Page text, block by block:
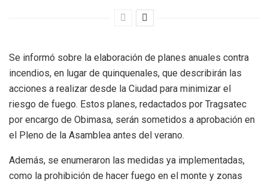
Se informó sobre la elaboración de planes anuales contra
incendios, en lugar de quinquenales, que describirán las
acciones a realizar desde la Ciudad para minimizar el
riesgo de fuego. Estos planes, redactados por Tragsatec
por encargo de Obimasa, serán sometidos a aprobación en
el Pleno de la Asamblea antes del verano.
Además, se enumeraron las medidas ya implementadas,
como la prohibición de hacer fuego en el monte y zonas